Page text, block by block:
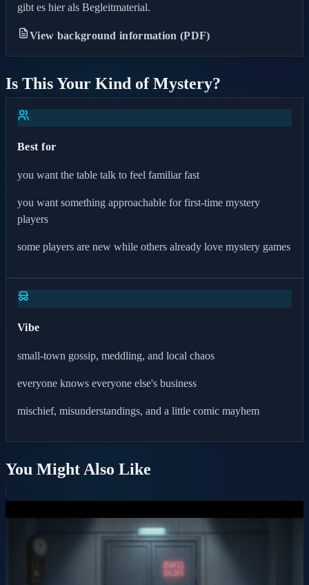
gibt es hier als Begleitmaterial.
View background information (PDF)
Is This Your Kind of Mystery?
Best for
you want the table talk to feel familiar fast
you want something approachable for first-time mystery
players
some players are new while others already love mystery games
Vibe
small-town gossip, meddling, and local chaos
everyone knows everyone else's business
mischief, misunderstandings, and a little comic mayhem
You Might Also Like